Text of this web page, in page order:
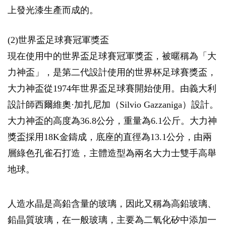
上發光漆生產而成的。
(2)世界盃足球賽冠軍獎盃
現在使用中的世界盃足球賽冠軍獎盃，被暱稱為「大
力神盃」，是第二代設計使用的世界杯足球賽獎盃，
大力神盃從1974年世界盃足球賽開始使用。由義大利
設計師西爾維奧·加扎尼加（Silvio Gazzaniga）設計。
大力神盃的高度為36.8公分，重量為6.1公斤。大力神
獎盃採用18K金鑄成，底座的直徑為13.1公分，由兩
層綠色孔雀石打造，主體造型為兩名大力士雙手高舉
地球。
人造水晶是高鉛含量的玻璃，因此又稱為高鉛玻璃、
鉛晶質玻璃，在一般玻璃，主要為二氧化矽中添加一